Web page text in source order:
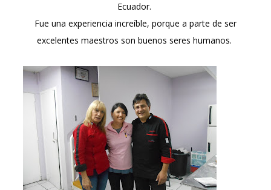
Ecuador.
Fue una experiencia increíble, porque a parte de ser
excelentes maestros son buenos seres humanos.